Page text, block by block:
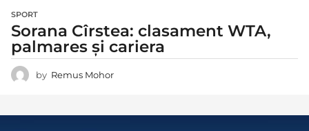
SPORT
Sorana Cîrstea: clasament WTA,
palmares și cariera
by Remus Mohor